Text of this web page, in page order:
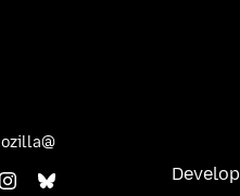
@Mozilla کو فالو کریں